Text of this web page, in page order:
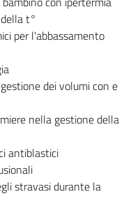
t°
per l'abbassamento
dei volumi con e
nella gestione della
antiblastici
stravasi durante la